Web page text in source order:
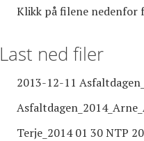
Klikk på filene nedenfor
Last ned filer
2013-12-11
Terje_2014 01 30 NTP